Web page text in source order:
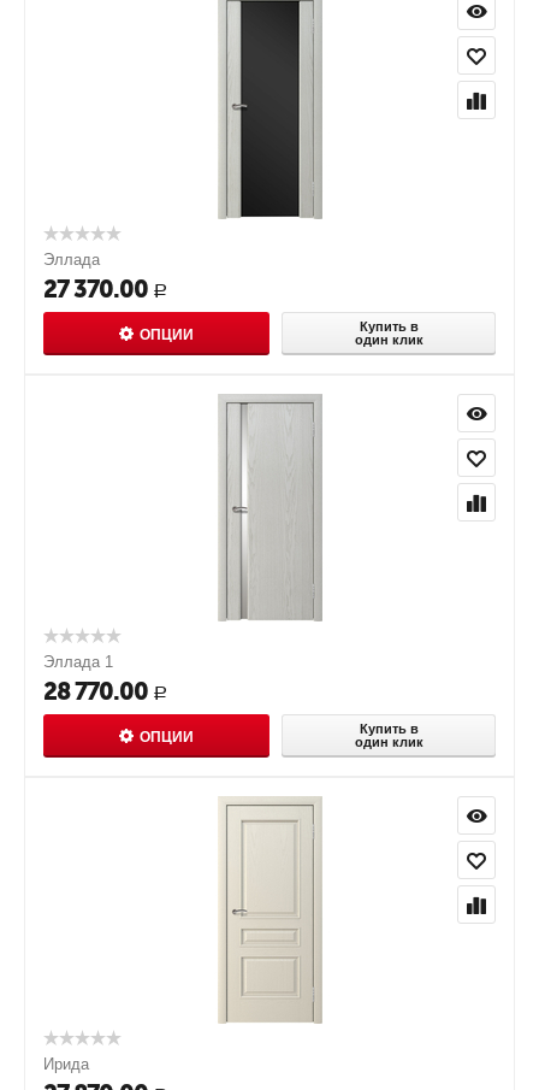
Эллада
27 370.00 Р
ОПЦИИ
Купить в
один клик
Эллада 1
28 770.00 Р
ОПЦИИ
Купить в
один клик
Ирида